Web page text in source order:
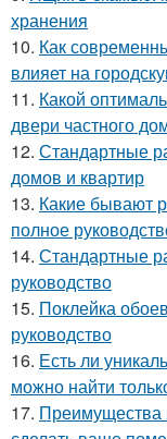
хранения
10. Как
влияет на
11. Какой
двери частного
12. Стандартные
домов и квартир
13. Какие бывают
полное
14. Стандартные
руководство
15. Поклейка
руководство
16. Есть ли
можно найти
17. Преимущества